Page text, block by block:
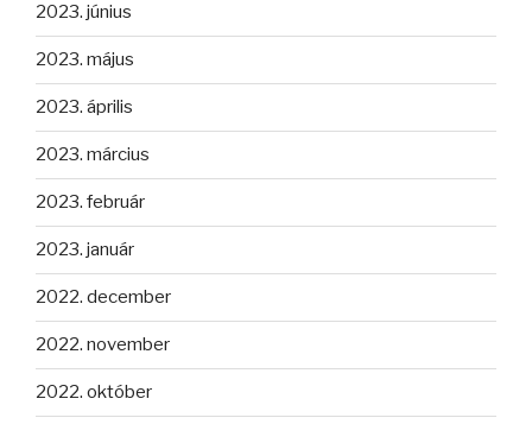
2023. június
2023. május
2023. április
2023. március
2023. február
2023. január
2022. december
2022. november
2022. október